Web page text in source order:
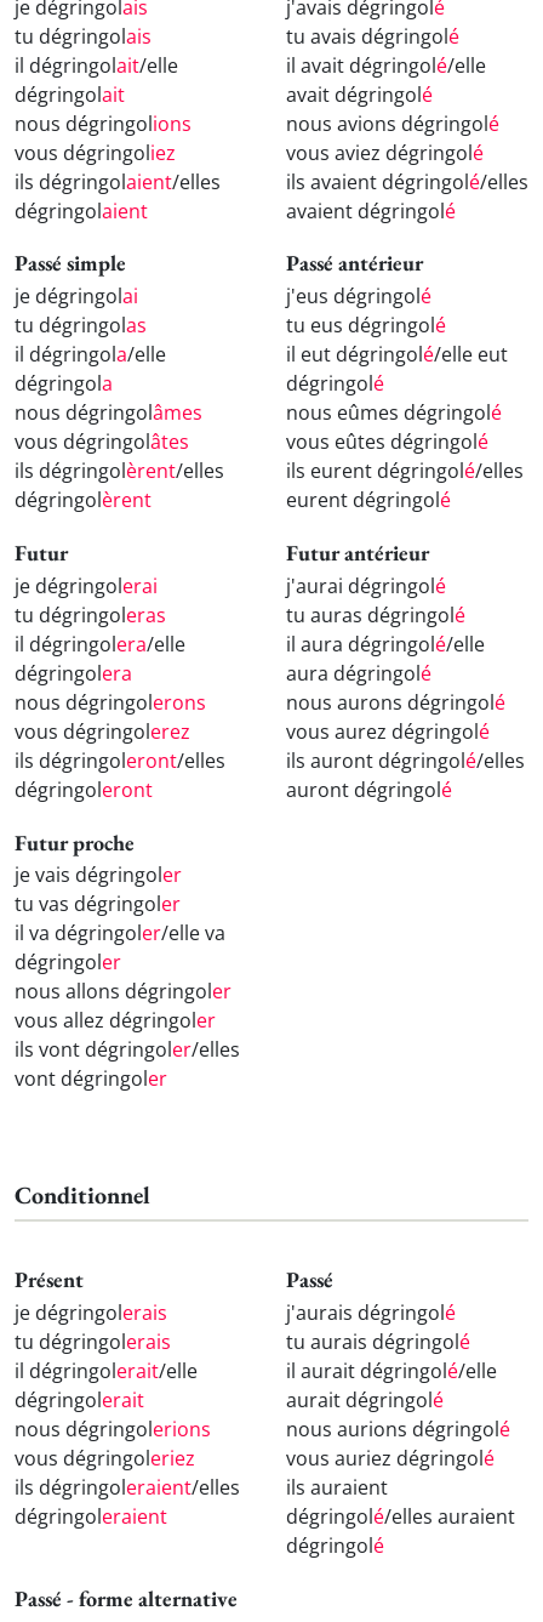
je dégringolais
tu dégringolais
il dégringolait/elle
dégringolait
nous dégringolions
vous dégringoliez
ils dégringolaient/elles
dégringolaient
j'avais dégringolé
tu avais dégringolé
il avait dégringolé/elle
avait dégringolé
nous avions dégringolé
vous aviez dégringolé
ils avaient dégringolé/elles
avaient dégringolé
Passé simple
je dégringolai
tu dégringolas
il dégringola/elle
dégringola
nous dégringolâmes
vous dégringolâtes
ils dégringolèrent/elles
dégringolèrent
Passé antérieur
j'eus dégringolé
tu eus dégringolé
il eut dégringolé/elle eut
dégringolé
nous eûmes dégringolé
vous eûtes dégringolé
ils eurent dégringolé/elles
eurent dégringolé
Futur
je dégringolerai
tu dégringoleras
il dégringolera/elle
dégringolera
nous dégringolerons
vous dégringolerez
ils dégringoleront/elles
dégringoleront
Futur antérieur
j'aurai dégringolé
tu auras dégringolé
il aura dégringolé/elle
aura dégringolé
nous aurons dégringolé
vous aurez dégringolé
ils auront dégringolé/elles
auront dégringolé
Futur proche
je vais dégringoler
tu vas dégringoler
il va dégringoler/elle va
dégringoler
nous allons dégringoler
vous allez dégringoler
ils vont dégringoler/elles
vont dégringoler
Conditionnel
Présent
je dégringolerais
tu dégringolerais
il dégringolerait/elle
dégringolerait
nous dégringolerions
vous dégringoleriez
ils dégringoleraient/elles
dégringoleraient
Passé
j'aurais dégringolé
tu aurais dégringolé
il aurait dégringolé/elle
aurait dégringolé
nous aurions dégringolé
vous auriez dégringolé
ils auraient
dégringolé/elles auraient
dégringolé
Passé - forme alternative